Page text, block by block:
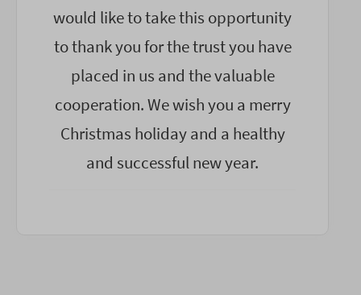
would like to take this opportunity
to thank you for the trust you have
placed in us and the valuable
cooperation. We wish you a merry
Christmas holiday and a healthy
and successful new year.